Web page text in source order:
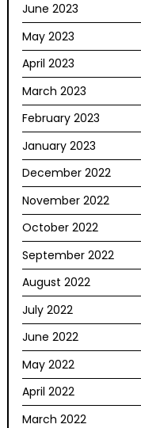
June 2023
May 2023
April 2023
March 2023
February 2023
January 2023
December 2022
November 2022
October 2022
September 2022
August 2022
July 2022
June 2022
May 2022
April 2022
March 2022